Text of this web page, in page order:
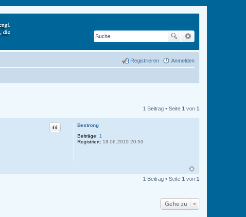
Anmelden
Registrieren
1 Beitrag • Seite 1 von 1
Bestrong
Beiträge: 1
Registriert: 18.06.2019 20:50
Zitat
1 Beitrag • Seite 1 von 1
Gehe zu